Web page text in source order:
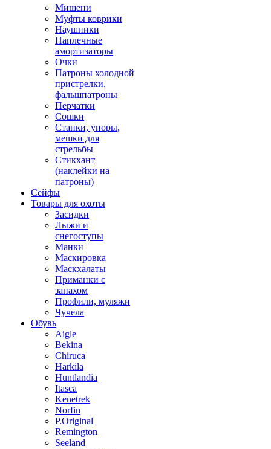
Мишени
Муфты коврики
Наушники
Наплечные
амортизаторы
Очки
Патроны холодной
пристрелки,
фальшпатроны
Перчатки
Сошки
Станки, упоры,
мешки для
стрельбы
Стикхант
(наклейки на
патроны)
Сейфы
Товары для охоты
Засидки
Лыжи и
снегоступы
Манки
Маскировка
Маскхалаты
Приманки с
запахом
Профили, муляжи
Чучела
Обувь
Aigle
Bekina
Chiruсa
Harkila
Huntlandia
Itasca
Kenetrek
Norfin
P.Original
Remington
Seeland